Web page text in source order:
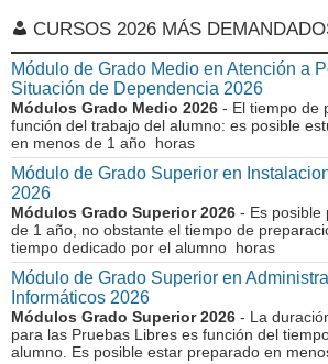
CURSOS 2026 MÁS
Módulo de Grado Medio en Atención a
Situación de Dependencia 2026
Módulos Grado Medio 2026 - El tiempo de
función del trabajo del alumno: es posible
en menos de 1 año horas
Módulo de Grado Superior en
2026
Módulos Grado Superior 2026 - Es posible
de 1 año, no obstante el tiempo de
tiempo dedicado por el alumno horas
Módulo de Grado Superior en
Informáticos 2026
Módulos Grado Superior 2026 - La
para las Pruebas Libres es función del
alumno. Es posible estar preparado en